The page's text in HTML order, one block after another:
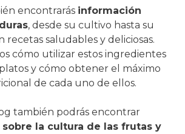
encontrarás información
, desde su cultivo hasta su
recetas saludables y deliciosas.
cómo utilizar estos ingredientes
y cómo obtener el máximo
de cada uno de ellos.
también podrás encontrar
la cultura de las frutas y